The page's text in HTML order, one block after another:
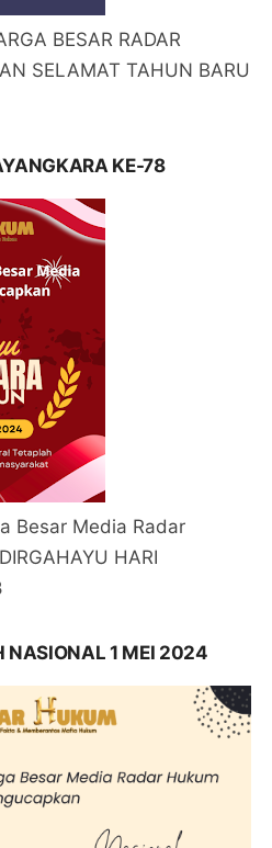
BESAR RADAR
SELAMAT TAHUN BARU
KE-78
Besar Media Radar
HARI
NASIONAL 1 MEI 2024